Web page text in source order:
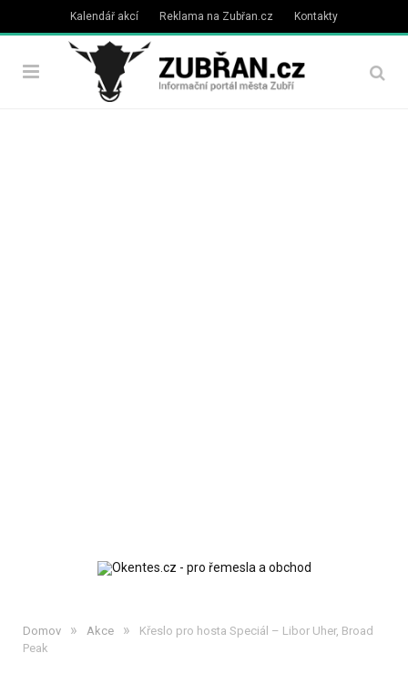
Kalendář akcí Reklama na Zubřan.cz Kontakty
Domov » Akce »
Křeslo pro hosta Speciál – Libor Uher, Broad
Peak